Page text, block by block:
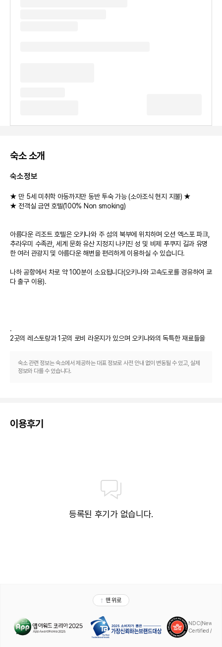
숙소 소개
숙소정보
★ 만 5세 미취학 아동까지만 동반 투숙 가능 (소아조식 현지 지불) ★
★ 전객실 금연 호텔(100% Non smoking)
아름다운 리조트 호텔은 오키나와 주 섬의 북부에 위치하며 오션 엑스포 파크,
추라우미 수족관, 세계 문화 유산 지정지 나키진 성 및 비제 푸쿠지 길과 유명
한 여러 관광지 및 아름다운 해변을 편리하게 이용하실 수 있습니다.
나하 공항에서 차로 약 100분이 소요됩니다(오키나와 고속도로를 경유하여 쿄
다 출구 이용).
.
2곳의 레스토랑과 1곳의 로비 라운지가 있으며 오키나와의 독특한 재료들을
■ 수페리어 트윈 : 35~46㎡, 침대폭 120cm (2F-8F)
■ 수페리어 패밀리 : 44㎡, 화양실, 침대폭 120cm * 2 (2F-8F)
■ 오션 트윈 : 44~46㎡, 침대폭 120cm * 2 (9F-10F)
숙소 관련 정보는 숙소에서 제공하는 대표 정보로 사전 안내 없이 변동될 수 있고, 실제
정보와 다를 수 있습니다.
이용후기
등록된 후기가 없습니다.